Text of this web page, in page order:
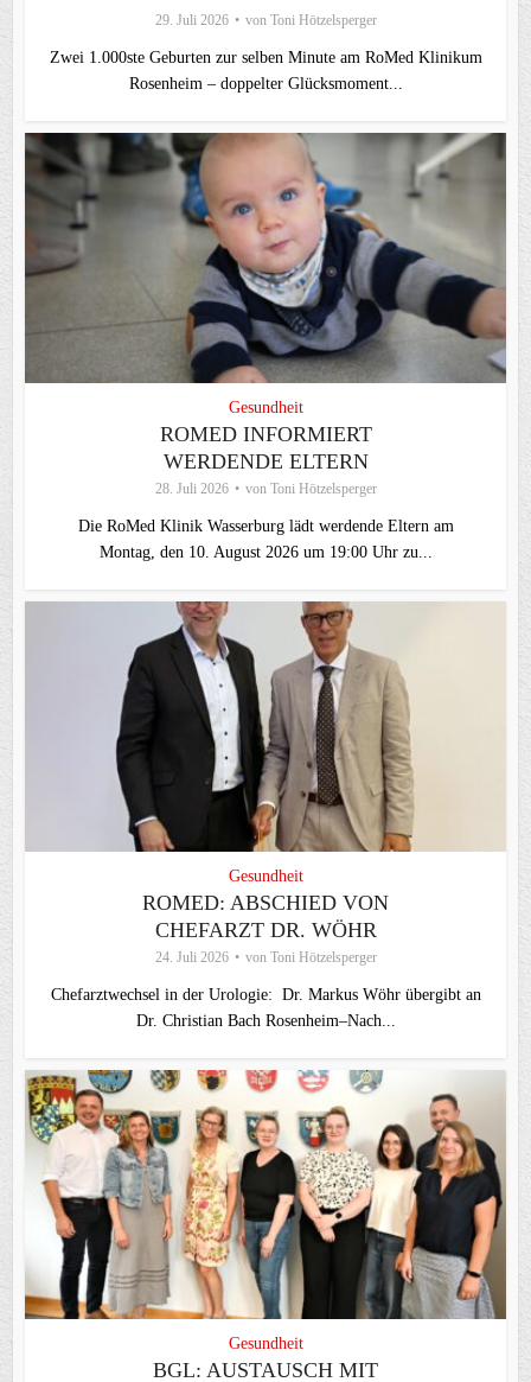
29. Juli 2026 von Toni Hötzelsperger
Zwei 1.000ste Geburten zur selben Minute am RoMed Klinikum
Rosenheim – doppelter Glücksmoment...
Gesundheit
ROMED INFORMIERT
WERDENDE ELTERN
28. Juli 2026 von Toni Hötzelsperger
Die RoMed Klinik Wasserburg lädt werdende Eltern am
Montag, den 10. August 2026 um 19:00 Uhr zu...
Gesundheit
ROMED: ABSCHIED VON
CHEFARZT DR. WÖHR
24. Juli 2026 von Toni Hötzelsperger
Chefarztwechsel in der Urologie: Dr. Markus Wöhr übergibt an
Dr. Christian Bach Rosenheim–Nach...
Gesundheit
BGL: AUSTAUSCH MIT